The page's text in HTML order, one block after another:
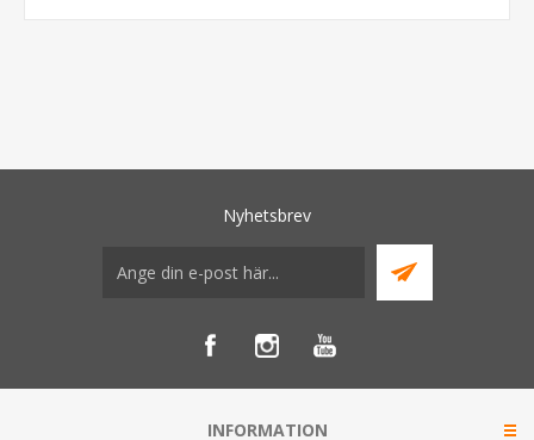
Nyhetsbrev
INFORMATION